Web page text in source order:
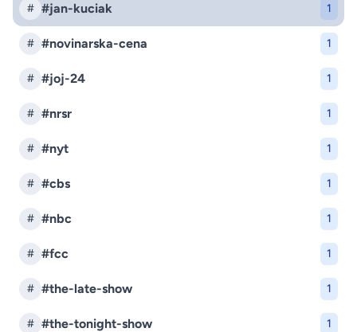
# #jan-kuciak 1
# #novinarska-cena 1
# #joj-24 1
# #nrsr 1
# #nyt 1
# #cbs 1
# #nbc 1
# #fcc 1
# #the-late-show 1
# #the-tonight-show 1